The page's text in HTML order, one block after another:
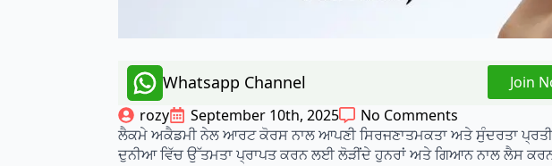
Whatsapp Channel
Join
rozy
September 10th, 2025
No Comments
ਲੈਕਮੇ ਅਕੈਡਮੀ ਨੇਲ ਆਰਟ ਕੋਰਸ ਨਾਲ ਆਪਣੀ ਸਿਰਜਣਾਤਮਕਤਾ ਅਤੇ ਸੁੰਦਰਤਾ
ਦੁਨੀਆ ਵਿੱਚ ਉੱਤਮਤਾ ਪ੍ਰਾਪਤ ਕਰਨ ਲਈ ਲੋੜੀਂਦੇ ਹੁਨਰਾਂ ਅਤੇ ਗਿਆਨ ਨਾਲ ਲੈਸ